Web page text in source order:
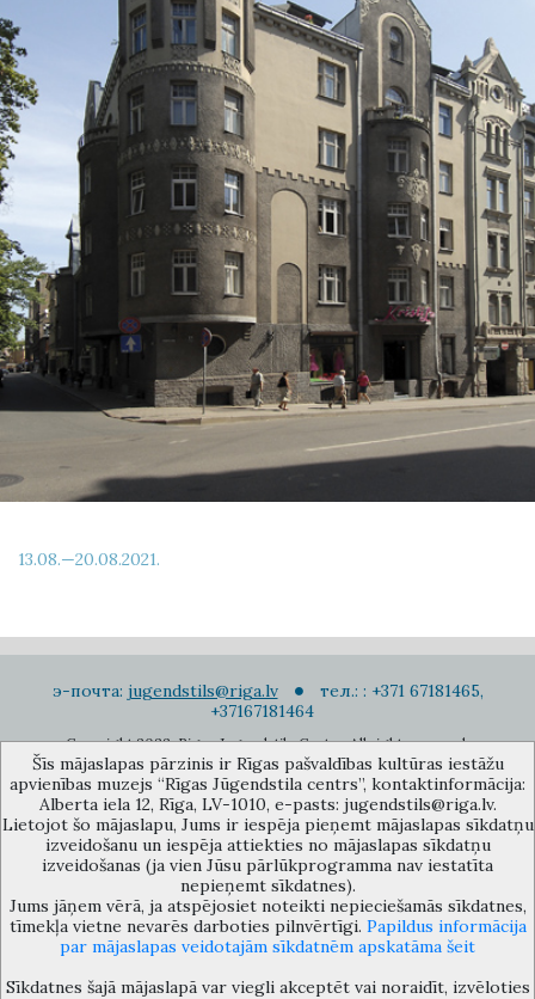
13.08.—20.08.2021.
э-почта: jugendstils@riga.lv
тел.: : +371 67181465,
+37167181464
Copyright 2022. Rigas Jugendstila Centrs. All right reserved.
Подписаться на новости
Музей объединения культурных учереждений Рижского
самоуправления «Рижский центр югендстиля», улица Альберта 12,
Рига, LV 1010, Латвия (дверной код: 12), jugendstils@riga.lv
Šīs mājaslapas pārzinis ir Rīgas pašvaldības kultūras iestāžu
apvienības muzejs “Rīgas Jūgendstila centrs”, kontaktinformācija:
Alberta iela 12, Rīga, LV-1010, e-pasts: jugendstils@riga.lv.
Lietojot šo mājaslapu, Jums ir iespēja pieņemt mājaslapas sīkdatņu
izveidošanu un iespēja attiekties no mājaslapas sīkdatņu
izveidošanas (ja vien Jūsu pārlūkprogramma nav iestatīta
nepieņemt sīkdatnes).
Jums jāņem vērā, ja atspējosiet noteikti nepieciešamās sīkdatnes,
tīmekļa vietne nevarēs darboties pilnvērtīgi. Papildus informācija
par mājaslapas veidotajām sīkdatnēm apskatāma šeit
Sīkdatnes šajā mājaslapā var viegli akceptēt vai noraidīt, izvēloties